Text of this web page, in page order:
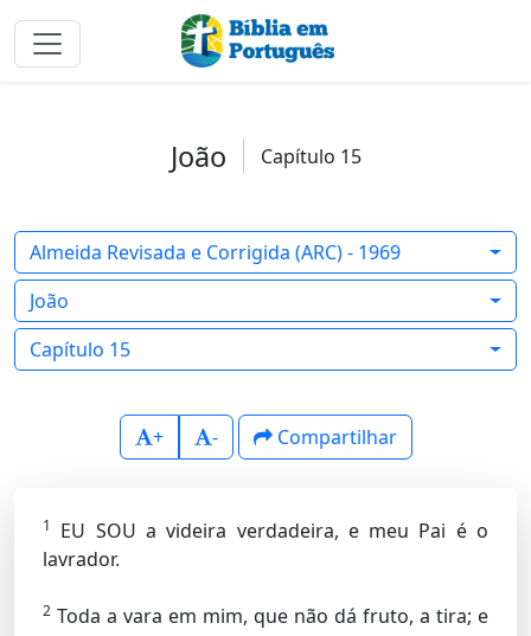
João Capítulo 15
Almeida Revisada e Corrigida (ARC) - 1969
João
Capítulo 15
+ - Compartilhar
1
EU SOU a videira verdadeira, e meu Pai é o
lavrador.
2 Toda a vara em mim, que não dá fruto, a tira; e